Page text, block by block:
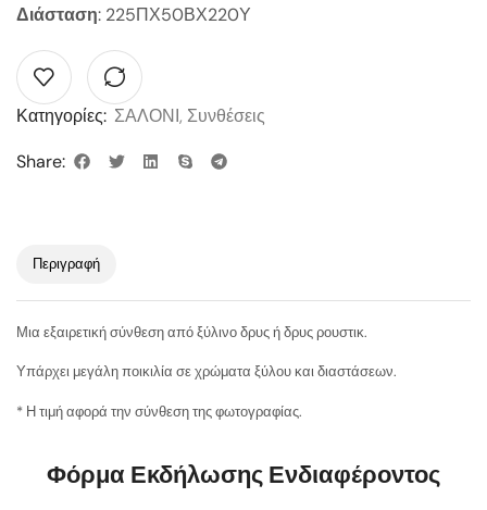
Διάσταση: 225ΠΧ50ΒΧ220Υ
Κατηγορίες: ΣΑΛΟΝΙ, Συνθέσεις
Share:
Περιγραφή
Μια εξαιρετική σύνθεση από ξύλινο δρυς ή δρυς ρουστικ.
Υπάρχει μεγάλη ποικιλία σε χρώματα ξύλου και διαστάσεων.
* Η τιμή αφορά την σύνθεση της φωτογραφίας.
Φόρμα Εκδήλωσης Ενδιαφέροντος